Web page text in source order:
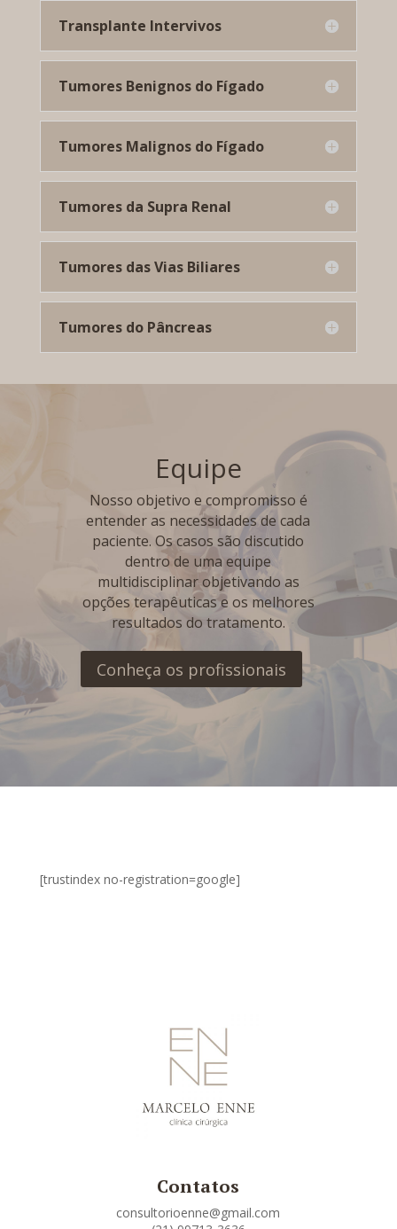
Transplante Intervivos
Tumores Benignos do Fígado
Tumores Malignos do Fígado
Tumores da Supra Renal
Tumores das Vias Biliares
Tumores do Pâncreas
Equipe
Nosso objetivo e compromisso é
entender as necessidades de cada
paciente. Os casos são discutido
dentro de uma equipe
multidisciplinar objetivando as
opções terapêuticas e os melhores
resultados do tratamento.
Conheça os profissionais
[trustindex no-registration=google]
Contatos
consultorioenne@gmail.com